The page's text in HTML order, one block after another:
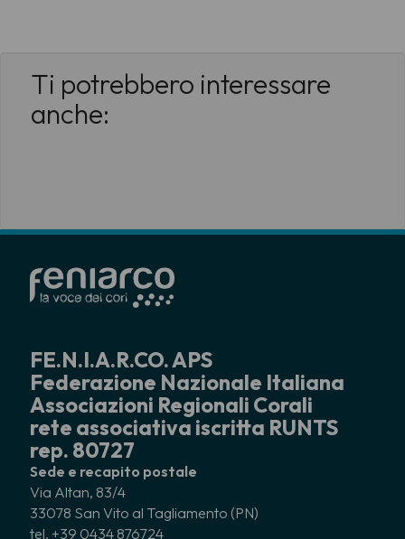
Ti potrebbero interessare
anche:
FE.N.I.A.R.CO. APS
Federazione Nazionale Italiana
Associazioni Regionali Corali
rete associativa iscritta RUNTS
rep. 80727
Sede e recapito postale
Via Altan, 83/4
33078 San Vito al Tagliamento (PN)
tel. +39 0434 876724